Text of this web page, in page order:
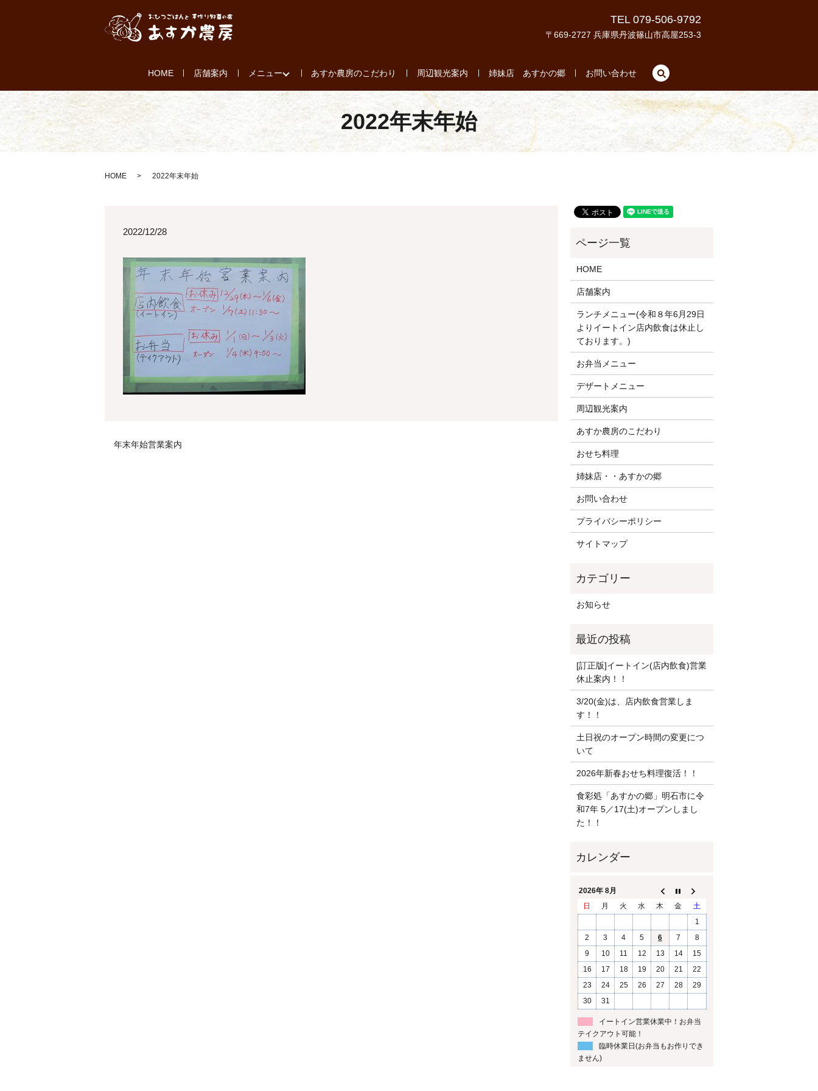
TEL 079-506-9792
〒669-2727 兵庫県丹波篠山市高屋253-3
HOME 店舗案内 メニュー あすか農房のこだわり 周辺観光案内 姉妹店 あすかの郷 お問い合わせ
2022年末年始
HOME 2022年末年始
2022/12/28
年末年始営業案内
HOME
店舗案内
ランチメニュー(令和８年6月29日
よりイートイン店内飲食は休止し
ております。)
お弁当メニュー
デザートメニュー
周辺観光案内
あすか農房のこだわり
おせち料理
姉妹店・・あすかの郷
お問い合わせ
プライバシーポリシー
サイトマップ
お知らせ
[訂正版]イートイン(店内飲食)営業
休止案内！！
3/20(金)は、店内飲食営業しま
す！！
土日祝のオープン時間の変更につ
いて
2026年新春おせち料理復活！！
食彩処「あすかの郷」明石市に令
和7年 5／17(土)オープンしまし
た！！
2026年 8月
日
月 火 水 木 金
土
1
2
3 4 5 6 7
8
9
10 11 12 13 14
15
16
17 18 19 20 21
22
23
24 25 26 27 28
29
30
31
イートイン営業休業中！お弁当
テイクアウト可能！
臨時休業日(お弁当もお作りでき
ません)